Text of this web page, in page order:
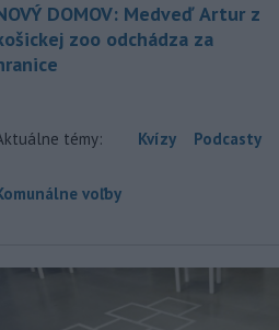
DOMOV: Medveď Artur z
zoo odchádza za
témy: Kvízy Podcasty
voľby